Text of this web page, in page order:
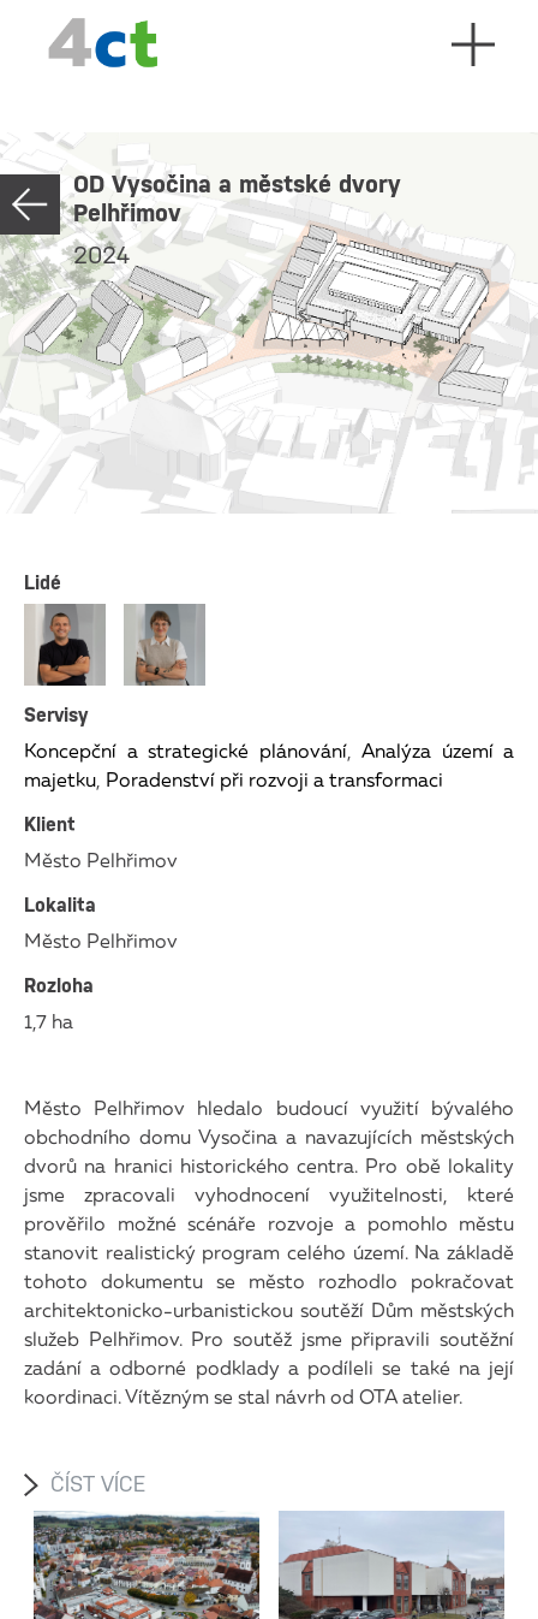
OD Vysočina a městské dvory
Pelhřimov
2024
Lidé
Servisy
Koncepční a strategické plánování, Analýza území a
majetku Poradenství při rozvoji a transformaci
Klient
Město Pelhřimov
Lokalita
Město Pelhřimov
Rozloha
1,7 ha
Město Pelhřimov hledalo budoucí využití bývalého
obchodního domu Vysočina a navazujících městských
dvorů na hranici historického centra. Pro obě lokality
jsme zpracovali vyhodnocení využitelnosti, které
prověřilo možné scénáře rozvoje a pomohlo městu
stanovit realistický program celého území. Na základě
tohoto dokumentu se město rozhodlo pokračovat
architektonicko-urbanistickou soutěží Dům městských
služeb Pelhřimov. Pro soutěž jsme připravili soutěžní
zadání a odborné podklady a podíleli se také na její
koordinaci. Vítězným se stal návrh od OTA atelier.
ČÍST VÍCE